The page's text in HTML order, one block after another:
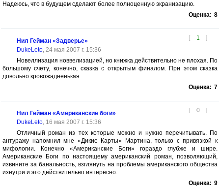
Надеюсь, что в будущем сделают более полноценную экранизацию.
Оценка: 8
[ 1 ]
Нил Гейман «Задверье»
DukeLeto, 24 мая 2007 г. 15:36
Новеллизация новвелизацией, но книжка действительно не плохая. По
большому счету, конечно, сказка с открытым финалом. При этом сказка
довольно кровожадненькая.
Оценка: 7
[ 0 ]
Нил Гейман «Американские боги»
DukeLeto, 16 мая 2007 г. 15:36
Отличный роман из тех которые можно и нужно перечитывать. По
антуражу напомнил мне «Дикие Карты» Мартина, только с привязкой к
мифологии. Конечно «Американские Боги» гораздо глубже и шире.
Американские Боги по настоящему американский роман, позволяющий,
извините за банальность, взглянуть на проблемы американского общества
изнутри и это действительно интересно.
Оценка: 9